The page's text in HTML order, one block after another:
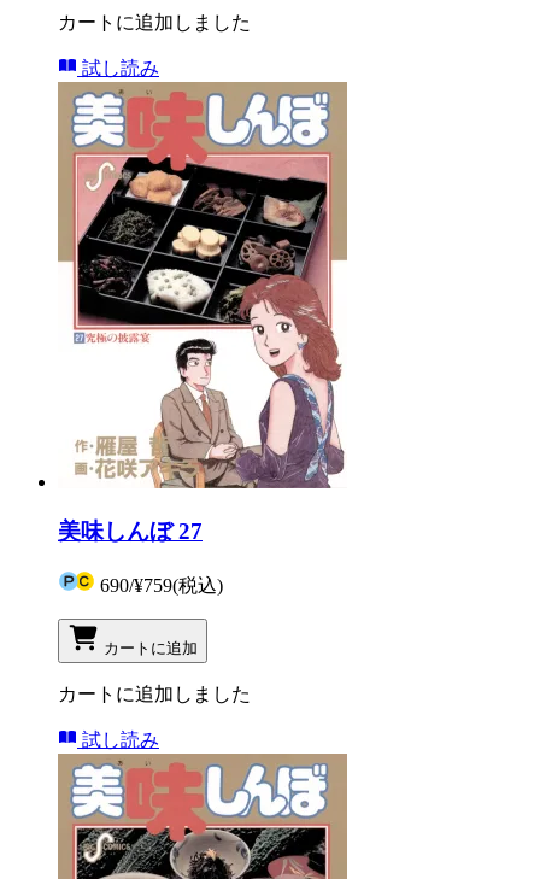
カートに追加しました
試し読み
美味しんぼ 27
690/¥759(税込)
カートに追加
カートに追加しました
試し読み